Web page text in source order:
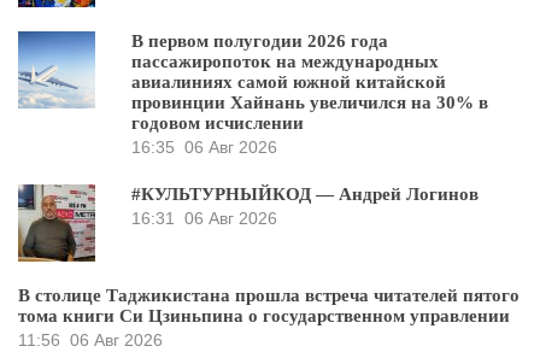
В первом полугодии 2026 года
пассажиропоток на международных
авиалиниях самой южной китайской
провинции Хайнань увеличился на 30% в
годовом исчислении
16:35 06 Авг 2026
#КУЛЬТУРНЫЙКОД — Андрей Логинов
16:31 06 Авг 2026
В столице Таджикистана прошла встреча читателей пятого
тома книги Си Цзиньпина о государственном управлении
11:56 06 Авг 2026